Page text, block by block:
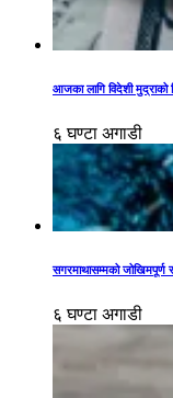
आजका लागि विदेशी मुद्राको
६ घण्टा अगाडी
सगरमाथासम्मको जोखिमपूर्ण
६ घण्टा अगाडी